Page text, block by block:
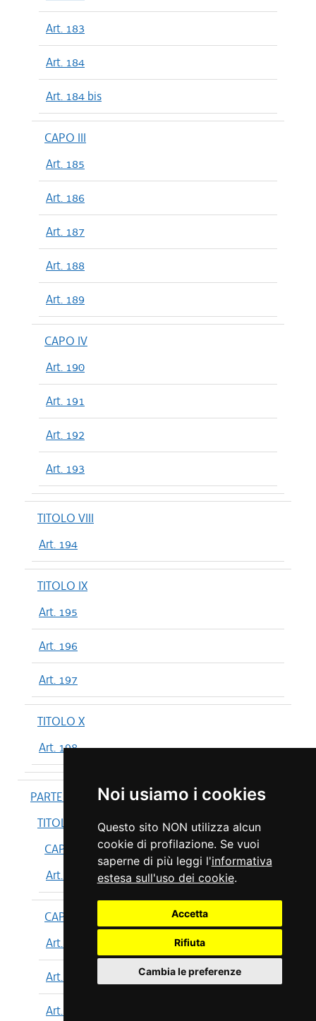
Noi usiamo i cookies
Questo sito NON utilizza alcun
cookie di profilazione. Se vuoi
saperne di più leggi l'informativa
estesa sull'uso dei cookie.
Accetta
Rifiuta
Cambia le preferenze
Art. 183
Art. 184
Art. 184 bis
CAPO III
Art. 185
Art. 186
Art. 187
Art. 188
Art. 189
CAPO IV
Art. 190
Art. 191
Art. 192
Art. 193
TITOLO VIII
Art. 194
TITOLO IX
Art. 195
Art. 196
Art. 197
TITOLO X
Art. 198
PARTE IV
TITOLO I
CAPO I
Art. 199
CAPO II
Art. 200
Art. 201
Art. 202